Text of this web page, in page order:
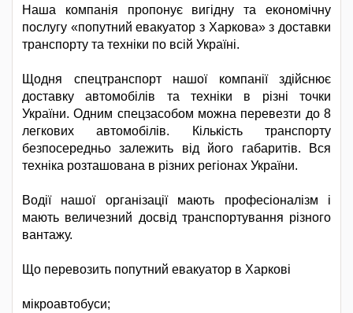
Наша компанія пропонує вигідну та економічну
послугу «попутний евакуатор з Харкова» з доставки
транспорту та техніки по всій Україні.
Щодня спецтранспорт нашої компанії здійснює
доставку автомобілів та техніки в різні точки
України. Одним спецзасобом можна перевезти до 8
легкових автомобілів. Кількість транспорту
безпосередньо залежить від його габаритів. Вся
техніка розташована в різних регіонах України.
Водії нашої організації мають професіоналізм і
мають величезний досвід транспортування різного
вантажу.
Що перевозить попутний евакуатор в Харкові
мікроавтобуси;